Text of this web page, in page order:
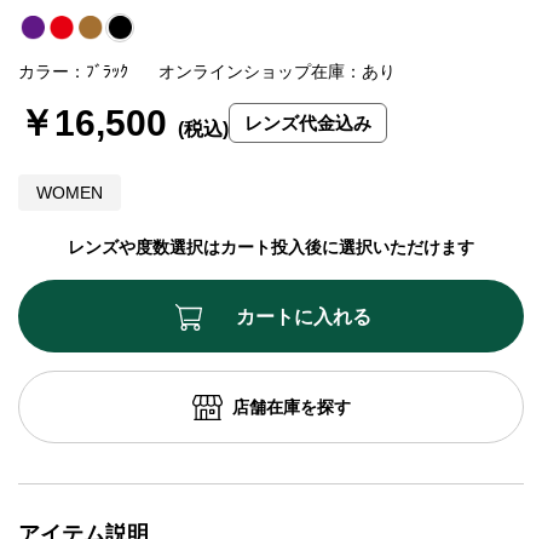
WOMEN
カラー：ﾌﾞﾗｯｸ オンラインショップ在庫：あり
レンズや度数選択はカート投入後に選択いただけます
￥16,500 レンズ代金込み
カートに入れる
店舗在庫を探す